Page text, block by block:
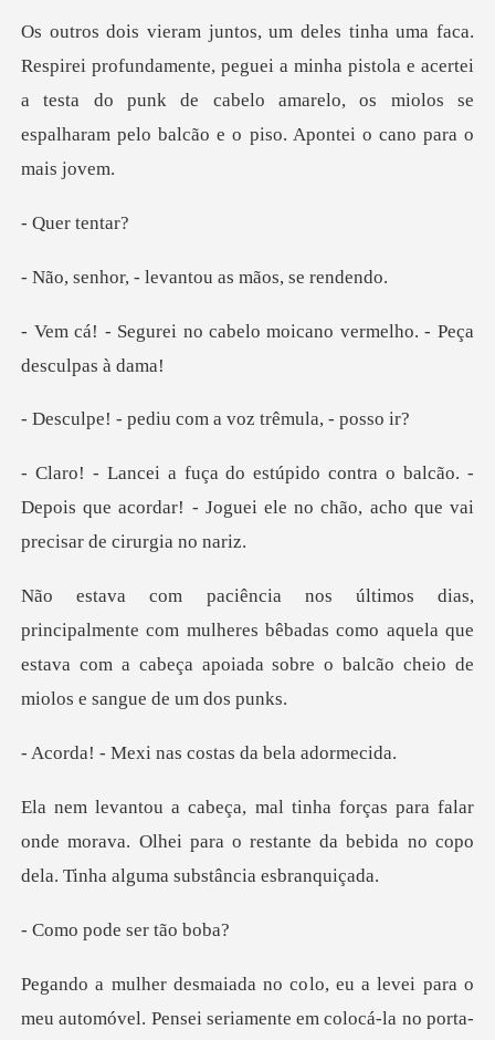
te, peguei a minha pistola e acertei
a testa do punk de cabelo amarelo, os
er t
- levantou as m
abelo moicano vermelho.
diu com a voz tr
alcão. -
Depois que acordar! - Joguei ele no ch
om mulheres bêbadas como aquela que
estava com a cabeça apo
i nas costas da
alar
onde morava. Olhei para o restante da bebida
ode ser
nsei seriamente em colocá-la no porta-